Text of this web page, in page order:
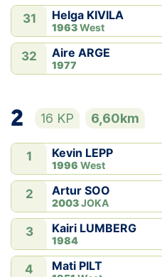
31 Helga KIVILA
1963West
32 Aire ARGE
1977
2 16 KP 6,60km
1 Kevin LEPP
1996 West
2 Artur SOO
2003JOKA
3 Kairi LUMBERG
1984
4 Mati PILT